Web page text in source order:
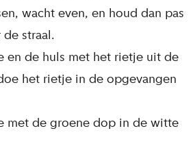
wacht even, en houd dan pas
straal.
en de huls met het rietje uit de
het rietje in de opgevangen
met de groene dop in de witte